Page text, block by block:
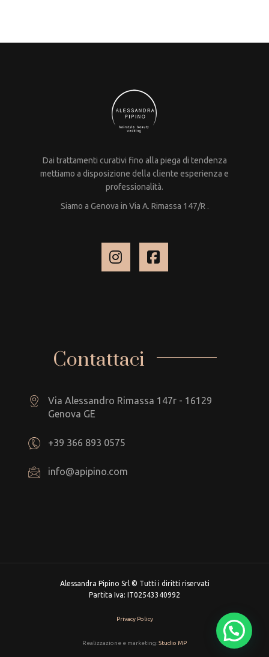
Dai trattamenti curativi fino alla piega di tendenza
mettiamo a disposizione della cliente esperienza e
professionalità.
Siamo a Genova in Via A. Rimassa 147/R .
Contattaci
Via Alessandro Rimassa 147r - 16129
Genova GE
+39 366 893 0575
info@apipino.com
Alessandra Pipino Srl © Tutti i diritti riservati
Partita Iva: IT02543340992
Privacy Policy
Realizzazione e marketing:Studio MP